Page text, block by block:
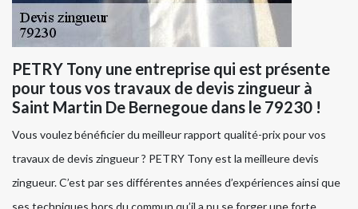
PETRY Tony une entreprise qui est présente
pour tous vos travaux de devis zingueur à
Saint Martin De Bernegoue dans le 79230 !
Vous voulez bénéficier du meilleur rapport qualité-prix pour vos
travaux de devis zingueur ? PETRY Tony est la meilleure devis
zingueur. C’est par ses différentes années d’expériences ainsi que